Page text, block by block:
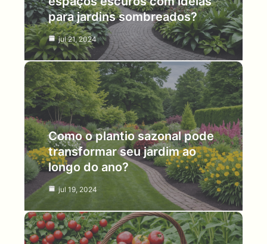
para jardins sombreados?
jul 21, 2024
Como o plantio sazonal pode
transformar seu jardim ao
longo do ano?
jul 19, 2024